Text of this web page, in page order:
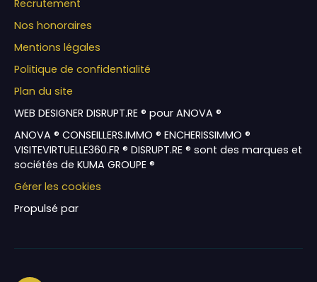
Recrutement
Nos honoraires
Mentions légales
Politique de confidentialité
Plan du site
WEB DESIGNER DISRUPT.RE ® pour ANOVA ®
ANOVA ® CONSEILLERS.IMMO ® ENCHERISSIMMO ®
VISITEVIRTUELLE360.FR ® DISRUPT.RE ® sont des marques et
sociétés de KUMA GROUPE ®
Gérer les cookies
Propulsé par